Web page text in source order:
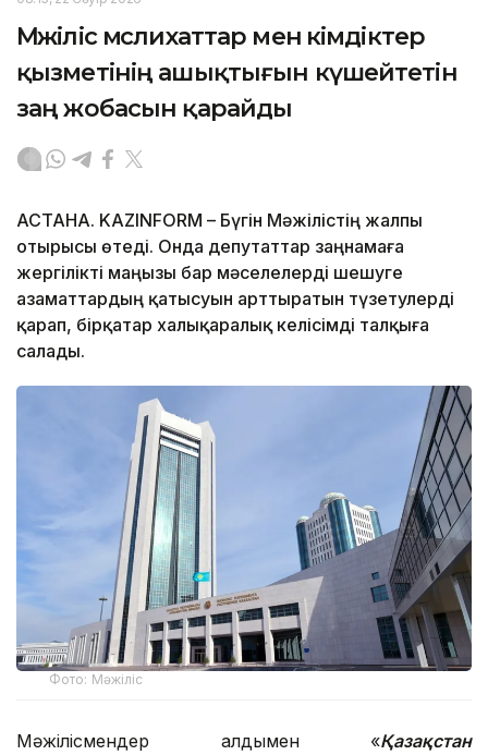
Мәжіліс мәслихаттар мен әкімдіктер
қызметінің ашықтығын күшейтетін
заң жобасын қарайды
АСТАНА. KAZINFORM – Бүгін Мәжілістің жалпы
отырысы өтеді. Онда депутаттар заңнамаға
жергілікті маңызы бар мәселелерді шешуге
азаматтардың қатысуын арттыратын түзетулерді
қарап, бірқатар халықаралық келісімді талқыға
салады.
Фото: Мәжіліс
Мәжілісмендер алдымен «Қазақстан